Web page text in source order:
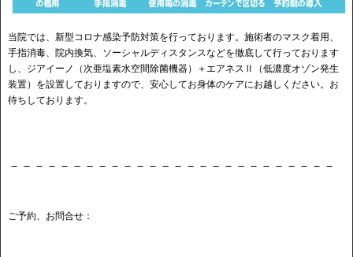
当院では、新型コロナ感染予防対策を行っております。施術者のマスク着用、
手指消毒、院内換気、ソーシャルディスタンスなどを徹底して行っております
し、ジアイーノ（次亜塩素水空間除菌機器）＋エアネスⅡ（低濃度オゾン発生
装置）を設置しておりますので、安心してお身体のケアにお越しください。お
待ちしております。
－－－－－－－－－－－－－－－－－－－－－－－－－－
ご予約、お問合せ：